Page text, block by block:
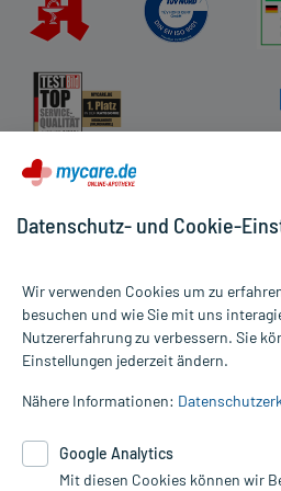
Alle Preise gelten inkl. MwSt., ggf.
Informationen auf dieser Website
die Untersuchung und Behandlung
Therapien eingeleitet werden können.
Google Analytics. Lesen Sie bitte
Datenschutz- und Cookie-
Wir verwenden Cookies um zu
besuchen und wie Sie mit uns
Nutzererfahrung zu verbessern. Sie
Einstellungen jederzeit ändern.
Nähere Informationen:
Google Analytics
Mit diesen Cookies können wir